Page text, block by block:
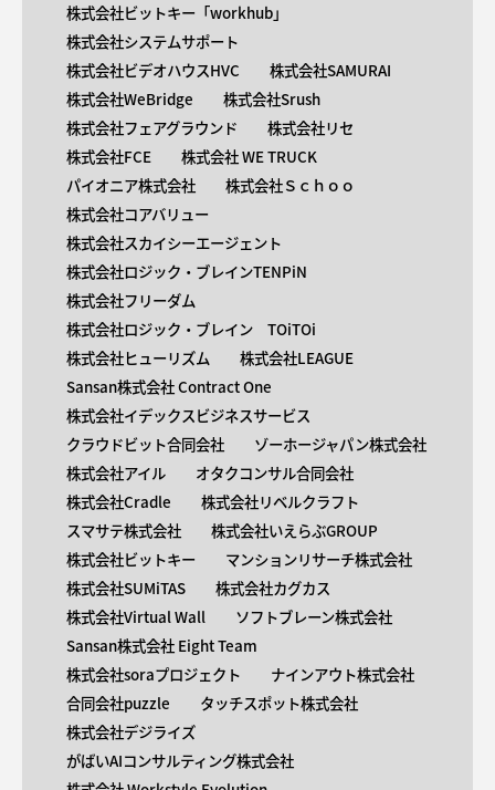
株式会社ビットキー「workhub」
株式会社システムサポート
株式会社ビデオハウスHVC
株式会社SAMURAI
株式会社WeBridge
株式会社Srush
株式会社フェアグラウンド
株式会社リセ
株式会社FCE
株式会社 WE TRUCK
パイオニア株式会社
株式会社Ｓｃｈｏｏ
株式会社コアバリュー
株式会社スカイシーエージェント
株式会社ロジック・ブレインTENPiN
株式会社フリーダム
株式会社ロジック・ブレイン TOiTOi
株式会社ヒューリズム
株式会社LEAGUE
Sansan株式会社 Contract One
株式会社イデックスビジネスサービス
クラウドビット合同会社
ゾーホージャパン株式会社
株式会社アイル
オタクコンサル合同会社
株式会社Cradle
株式会社リベルクラフト
スマサテ株式会社
株式会社いえらぶGROUP
株式会社ビットキー
マンションリサーチ株式会社
株式会社SUMiTAS
株式会社カグカス
株式会社Virtual Wall
ソフトブレーン株式会社
Sansan株式会社 Eight Team
株式会社soraプロジェクト
ナインアウト株式会社
合同会社puzzle
タッチスポット株式会社
株式会社デジライズ
がばいAIコンサルティング株式会社